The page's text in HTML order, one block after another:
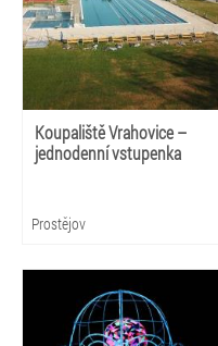
Koupaliště Vrahovice –
jednodenní vstupenka
Prostějov